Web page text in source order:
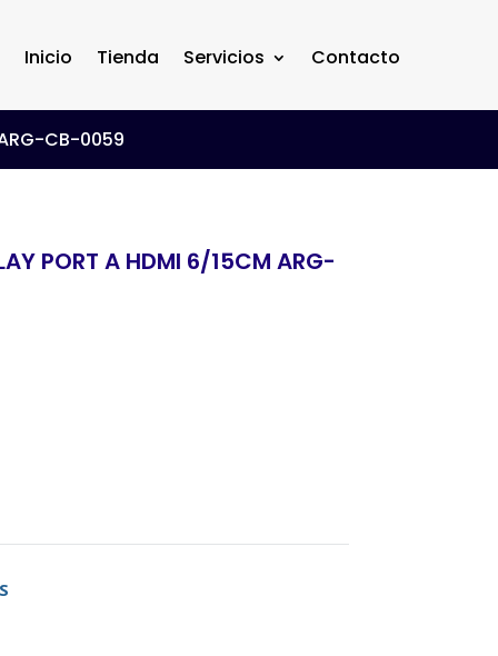
Inicio Tienda Servicios Contacto
CB-0059
PORT A HDMI 6/15CM ARG-